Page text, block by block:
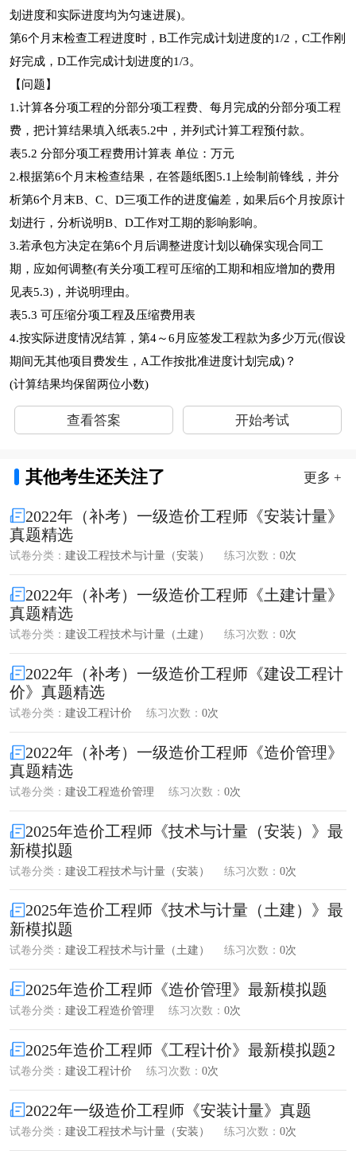
划进度和实际进度均为匀速进展)。
第6个月末检查工程进度时，B工作完成计划进度的1/2，C工作刚
好完成，D工作完成计划进度的1/3。
【问题】
1.计算各分项工程的分部分项工程费、每月完成的分部分项工程
费，把计算结果填入纸表5.2中，并列式计算工程预付款。
表5.2 分部分项工程费用计算表 单位：万元
2.根据第6个月末检查结果，在答题纸图5.1上绘制前锋线，并分
析第6个月末B、C、D三项工作的进度偏差，如果后6个月按原计
划进行，分析说明B、D工作对工期的影响影响。
3.若承包方决定在第6个月后调整进度计划以确保实现合同工
期，应如何调整(有关分项工程可压缩的工期和相应增加的费用
见表5.3)，并说明理由。
表5.3 可压缩分项工程及压缩费用表
4.按实际进度情况结算，第4～6月应签发工程款为多少万元(假设
期间无其他项目费发生，A工作按批准进度计划完成)？
(计算结果均保留两位小数)
查看答案 开始考试
其他考生还关注了 更多 +
2022年（补考）一级造价工程师《安装计量》
真题精选
试卷分类： 建设工程技术与计量（安装） 练习次数： 0次
2022年（补考）一级造价工程师《土建计量》
真题精选
试卷分类： 建设工程技术与计量（土建） 练习次数： 0次
2022年（补考）一级造价工程师《建设工程计
价》真题精选
试卷分类： 建设工程计价 练习次数： 0次
2022年（补考）一级造价工程师《造价管理》
真题精选
试卷分类： 建设工程造价管理 练习次数： 0次
2025年造价工程师《技术与计量（安装）》最
新模拟题
试卷分类： 建设工程技术与计量（安装） 练习次数： 0次
2025年造价工程师《技术与计量（土建）》最
新模拟题
试卷分类： 建设工程技术与计量（土建） 练习次数： 0次
2025年造价工程师《造价管理》最新模拟题
试卷分类： 建设工程造价管理 练习次数： 0次
2025年造价工程师《工程计价》最新模拟题2
试卷分类： 建设工程计价 练习次数： 0次
2022年一级造价工程师《安装计量》真题
试卷分类： 建设工程技术与计量（安装） 练习次数： 0次